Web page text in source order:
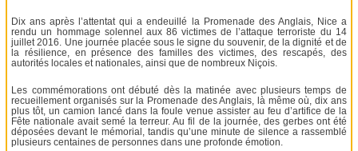
Dix ans après l’attentat qui a endeuillé la Promenade des Anglais, Nice a
rendu un hommage solennel aux 86 victimes de l’attaque terroriste du 14
juillet 2016. Une journée placée sous le signe du souvenir, de la dignité et de
la résilience, en présence des familles des victimes, des rescapés, des
autorités locales et nationales, ainsi que de nombreux Niçois.
Les commémorations ont débuté dès la matinée avec plusieurs temps de
recueillement organisés sur la Promenade des Anglais, là même où, dix ans
plus tôt, un camion lancé dans la foule venue assister au feu d’artifice de la
Fête nationale avait semé la terreur. Au fil de la journée, des gerbes ont été
déposées devant le mémorial, tandis qu’une minute de silence a rassemblé
plusieurs centaines de personnes dans une profonde émotion.